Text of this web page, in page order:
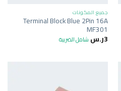
جميع المكونات
Terminal Block Blue 2Pin 16A
MF301
3ر.س شامل الضريبة